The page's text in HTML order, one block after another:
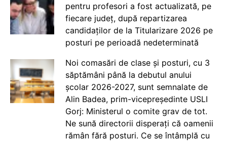
pentru profesori a fost actualizată, pe
fiecare județ, după repartizarea
candidaților de la Titularizare 2026 pe
posturi pe perioadă nedeterminată
Noi comasări de clase și posturi, cu 3
săptămâni până la debutul anului
școlar 2026-2027, sunt semnalate de
Alin Badea, prim-vicepreședinte USLI
Gorj: Ministerul o comite grav de tot.
Ne sună directorii disperați că oamenii
rămân fără posturi. Ce se întâmplă cu